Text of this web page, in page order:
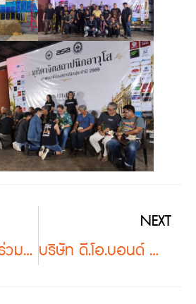
เสริมสร้างความร่วมมือกับชุมชนสถาปนิกภาคใต้ของประเทศไทย | ทัศนศึกษาเมืองกุ้ยหลิน ปี 2026
NEXT
บริษัท ดี.โอ.บอนด์ จำกัด ร่วมสนับสนุนงาน “สถาปนิกกระบี่เริ่ด 2569” พร้อมร่วมสร้างเครือข่ายวิชาชีพสถาปัตยกรรมและการออกแบบ